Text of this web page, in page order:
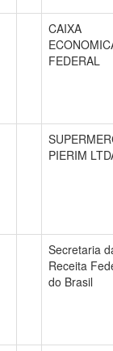
CAIXA
FEDERAL
PIERIM
Secretaria
Receita
do Brasil